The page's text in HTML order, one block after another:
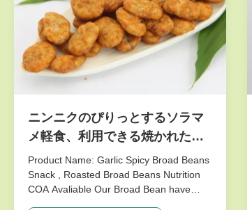
ニンニクのぴりっとするソラマ
メ軽食、利用できる焼かれたソ
ラマメの栄養物COA
Product Name: Garlic Spicy Broad Beans
Snack , Roasted Broad Beans Nutrition
COA Avaliable Our Broad Bean have